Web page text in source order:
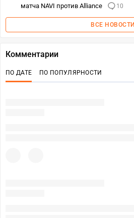
матча NAVI против Alliance
10
ВСЕ НОВОСТИ
Комментарии
ПО ДАТЕ ПО ПОПУЛЯРНОСТИ